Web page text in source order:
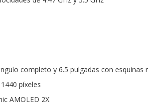
completo y 6.5 pulgadas con esquinas
píxeles
AMOLED 2X